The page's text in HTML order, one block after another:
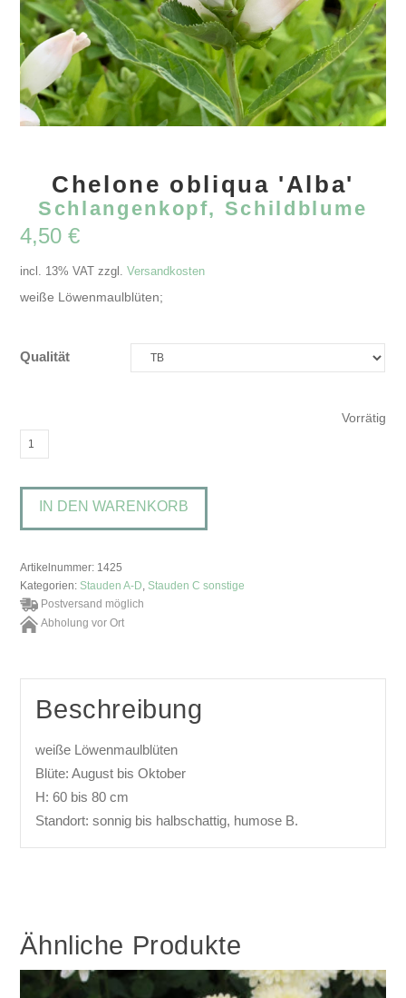
Chelone obliqua 'Alba'
Schlangenkopf, Schildblume
4,50€
incl. 13% VAT zzgl.Versandkosten
weiße Löwenmaulblüten;
Qualität
Vorrätig
Chelone
'Alba'Schlangenkopf,
Schildblume
Menge
IN DEN WARENKORB
Artikelnummer: 1425
Kategorien: Stauden A-D Stauden C sonstige
Postversand möglich
Abholung vor Ort
Beschreibung
weiße Löwenmaulblüten
Blüte: August bis Oktober
H: 60 bis 80 cm
Standort: sonnig bis halbschattig, humose B.
Ähnliche Produkte